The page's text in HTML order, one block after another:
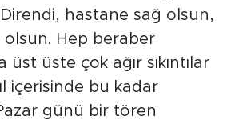
hastane sağ olsun,
Hep beraber
üste çok ağır sıkıntılar
içerisinde bu kadar
günü bir tören